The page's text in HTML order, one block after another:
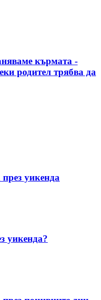
кърмата -
родител трябва да
уикенда
уикенда?